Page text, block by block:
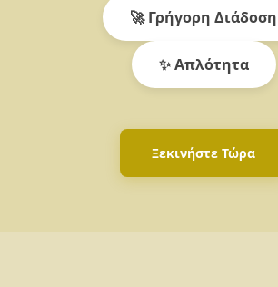
🚀 Γρήγορη Διάδοση
✨ Απλότητα
Ξεκινήστε Τώρα